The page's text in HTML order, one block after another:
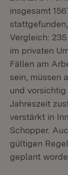
insgesamt
Vergleich:
im privaten
Fällen am
sein, müssen
und
Jahreszeit
verstärkt in
Schopper.
gültigen
geplant